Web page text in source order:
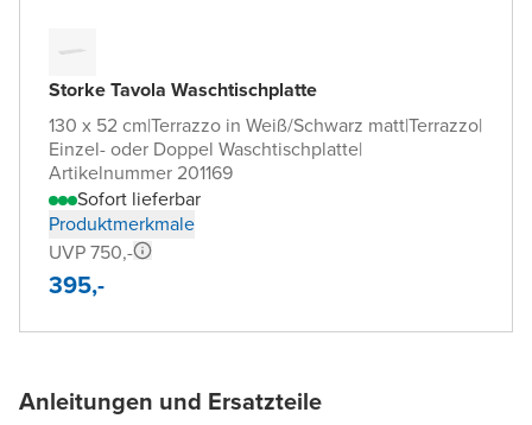
Storke Tavola Waschtischplatte
130 x 52 cm|Terrazzo in Weiß/Schwarz matt|Terrazzo|
Einzel- oder Doppel Waschtischplatte|
Artikelnummer 201169
Sofort lieferbar
Produktmerkmale
UVP 750,-
395,-
Anleitungen und Ersatzteile